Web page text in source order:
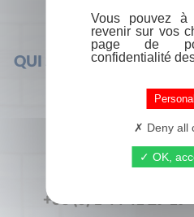
QUI SOMMES-NOUS ?
+33 (0) 1 44 41 29 19
Vous pouvez à
revenir sur vos
page de
confidentialité
Deny all
OK,